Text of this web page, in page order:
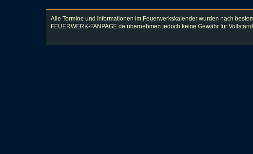
Alle Termine und Informationen im Feuerwerkskalender wurden nach
FEUERWERK-FANPAGE.de übernehmen jedoch keine Gewähr für